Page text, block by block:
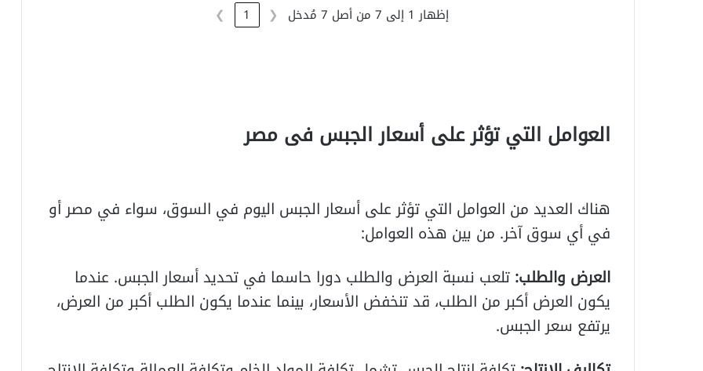
إظهار 1 إلى 7 من أصل 7 مُدخل
❮
1
❯
العوامل التي تؤثر على أسعار الجبس فى مصر
هناك العديد من العوامل التي تؤثر على أسعار الجبس اليوم في السوق، سواء في مصر أو
في أي سوق آخر. من بين هذه العوامل:
العرض والطلب: تلعب نسبة العرض والطلب دورا حاسما في تحديد أسعار الجبس. عندما
يكون العرض أكبر من الطلب، قد تنخفض الأسعار، بينما عندما يكون الطلب أكبر من العرض،
يرتفع سعر الجبس.